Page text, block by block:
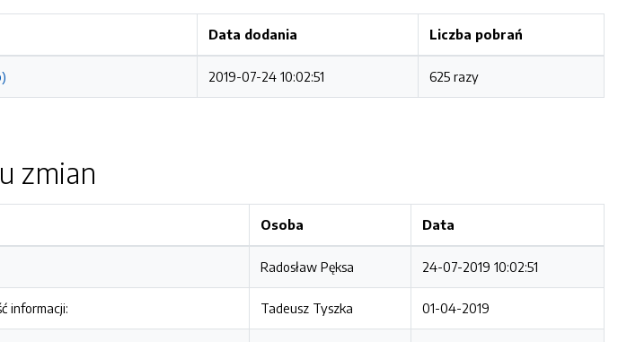
Data dodania Liczba pobrań
2019-07-24 10:02:51 625 razy
zmian
Osoba Data
Radosław Pęksa 24-07-2019 10:02:51
informacji: Tadeusz Tyszka 01-04-2019